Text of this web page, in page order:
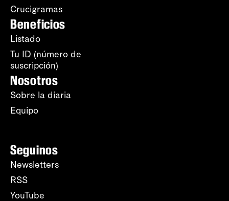
Crucigramas
Beneficios
Listado
Tu ID (número de
suscripción)
Nosotros
Sobre la diaria
Equipo
Seguinos
Newsletters
RSS
YouTube